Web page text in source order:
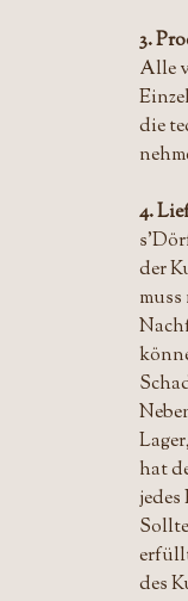
3.
Alle
die
4.
der
hat
des